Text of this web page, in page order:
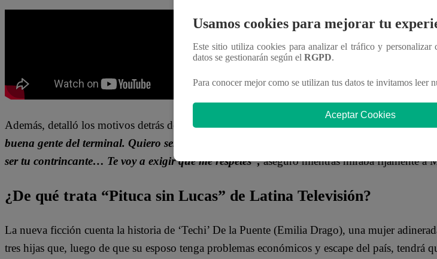
Además, detalló los motivos detrás de querer incursionar en la “política”.“Ya me cansé de
buena gente del terminal. Quiero ser un líder”,
ser tu contrincante… Te voy a exigir que me respetes”,aseguró mientras miraba fijamente a
¿De qué trata “Pituca sin Lucas” de Latina Televisión?
La nueva ficción cuenta la historia de ‘Techi’ De la Puente (Emilia Drago), una mujer
tres hijas que, luego de que su esposo tenga problemas económicos y escape del país, tendrá
Usamos cookies para mejorar tu
Este sitio utiliza cookies para analizar el tráfico y personalizar
datos se gestionarán según el RGPD.
Para conocer mejor como se utilizan tus datos te invitamos leer
Aceptar Cookies